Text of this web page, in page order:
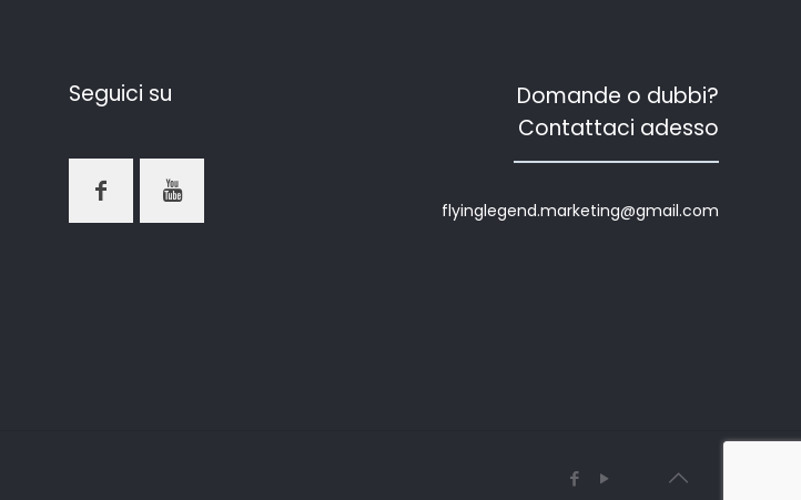
Seguici su
Domande o dubbi?
Contattaci adesso
flyinglegend.marketing@gmail.com